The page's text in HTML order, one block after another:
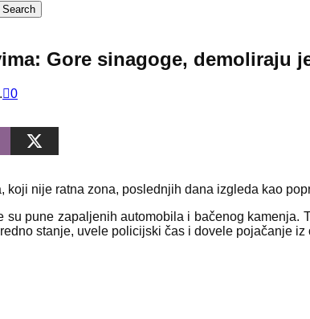
Search
Gore sinagoge, demoliraju
0
koji nije ratna zona, poslednjih dana izgleda kao
su pune zapaljenih automobila i bačenog
stanje, uvele policijski čas i dovele pojačanje